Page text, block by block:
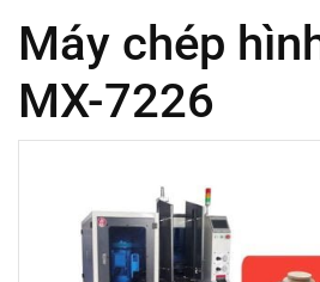
Máy chép
MX-7226